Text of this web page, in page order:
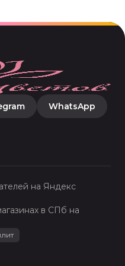
WhatsApp
на Яндекс
в СПб на